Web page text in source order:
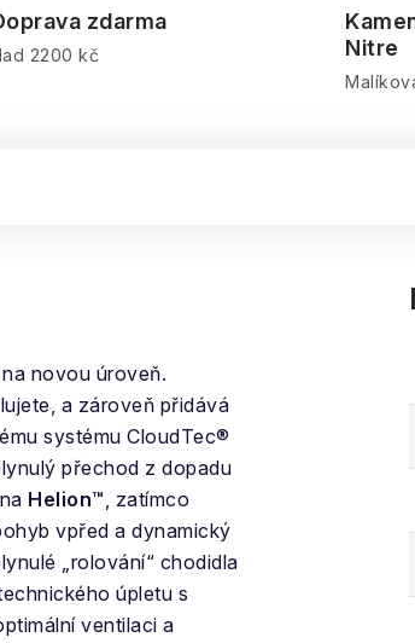
zdarma
2200 kč
Nitre
novou úroveň.
a zároveň přidává
​​systému CloudTec®
přechod z dopadu
Helion™, zatímco
vpřed a dynamický
„rolování“ chodidla
úpletu s
ventilaci a